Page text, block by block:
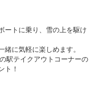
ートに乗り、雪の上を駆け
に気軽に楽しめます。
駅テイクアウトコーナーの
ト！